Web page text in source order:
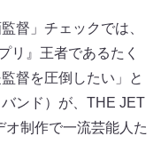
督」チェックでは、
リ』王者であるたく
督を圧倒したい」と
ンド）が、THE JET
制作で一流芸能人た